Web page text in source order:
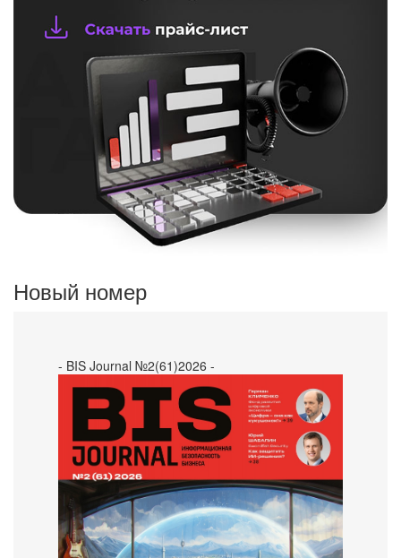
Новый номер
- BIS Journal №2(61)2026 -